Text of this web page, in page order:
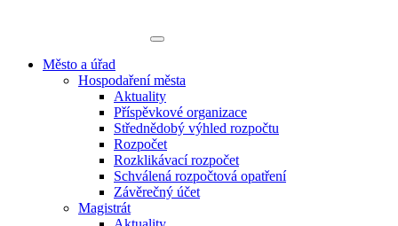
Město a úřad
Hospodaření města
Aktuality
Příspěvkové organizace
Střednědobý výhled rozpočtu
Rozpočet
Rozklikávací rozpočet
Schválená rozpočtová opatření
Závěrečný účet
Magistrát